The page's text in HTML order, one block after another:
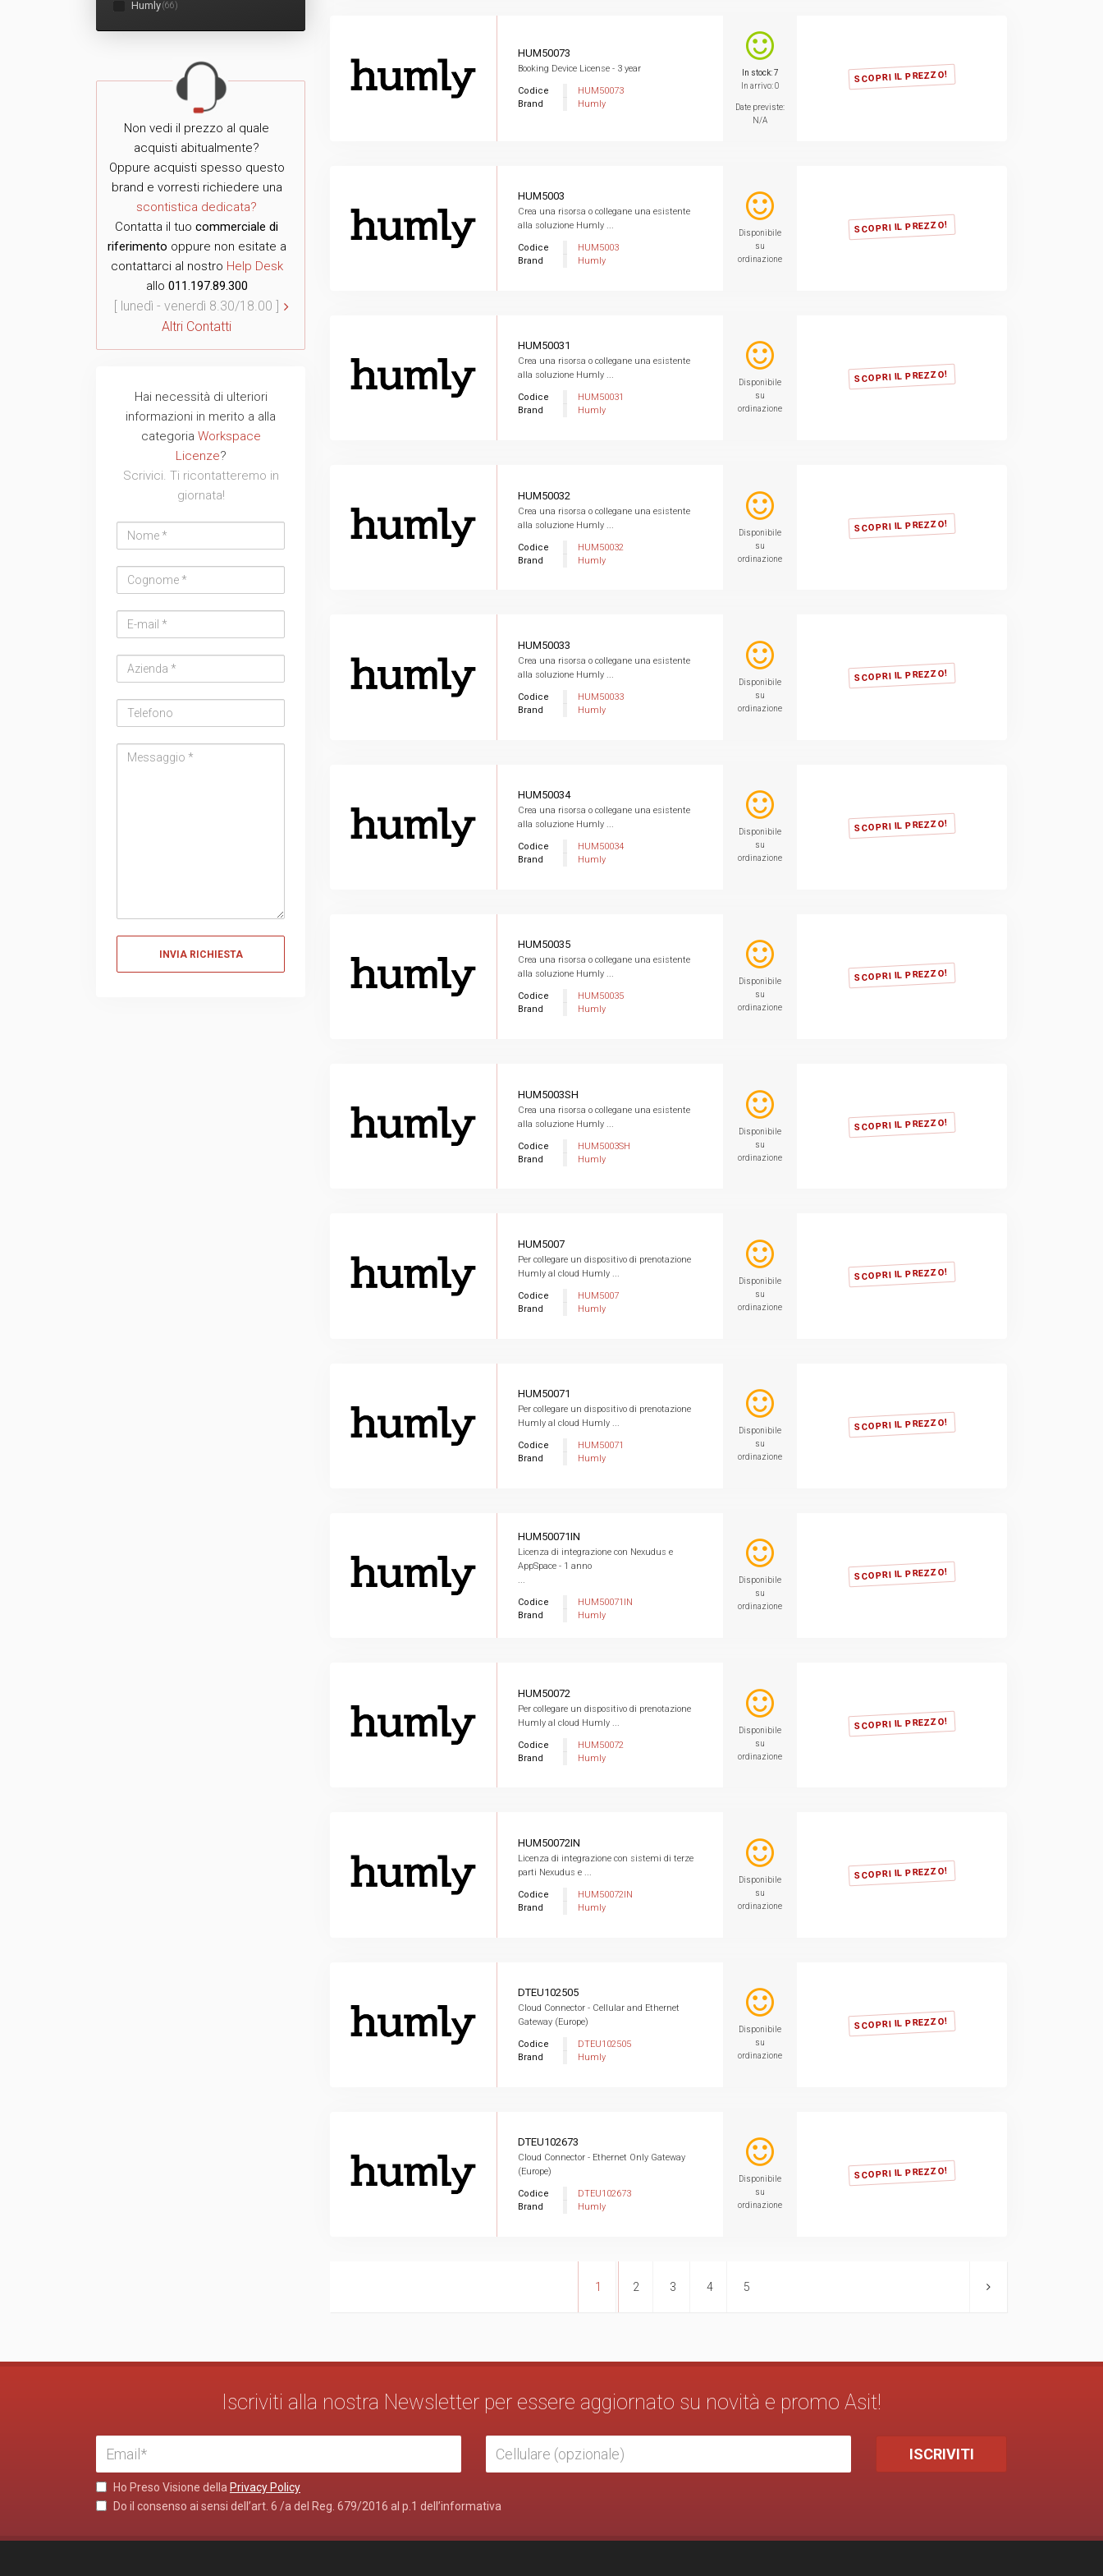
SCOPRI IL PREZZO!
HUM50073
Booking Device License - 3 year
Codice
HUM50073
Brand
Humly
In stock: 7
In arrivo: 0
Date previste:
N/A
SCOPRI IL PREZZO!
HUM5003
Crea una risorsa o collegane una esistente
alla soluzione Humly ...
Codice
HUM5003
Brand
Humly
Disponibile
su
ordinazione
SCOPRI IL PREZZO!
HUM50031
Crea una risorsa o collegane una esistente
alla soluzione Humly ...
Codice
HUM50031
Brand
Humly
Disponibile
su
ordinazione
SCOPRI IL PREZZO!
HUM50032
Crea una risorsa o collegane una esistente
alla soluzione Humly ...
Codice
HUM50032
Brand
Humly
Disponibile
su
ordinazione
SCOPRI IL PREZZO!
HUM50033
Crea una risorsa o collegane una esistente
alla soluzione Humly ...
Codice
HUM50033
Brand
Humly
Disponibile
su
ordinazione
SCOPRI IL PREZZO!
HUM50034
Crea una risorsa o collegane una esistente
alla soluzione Humly ...
Codice
HUM50034
Brand
Humly
Disponibile
su
ordinazione
SCOPRI IL PREZZO!
HUM50035
Crea una risorsa o collegane una esistente
alla soluzione Humly ...
Codice
HUM50035
Brand
Humly
Disponibile
su
ordinazione
SCOPRI IL PREZZO!
HUM5003SH
Crea una risorsa o collegane una esistente
alla soluzione Humly ...
Codice
HUM5003SH
Brand
Humly
Disponibile
su
ordinazione
SCOPRI IL PREZZO!
HUM5007
Per collegare un dispositivo di prenotazione
Humly al cloud Humly ...
Codice
HUM5007
Brand
Humly
Disponibile
su
ordinazione
SCOPRI IL PREZZO!
HUM50071
Per collegare un dispositivo di prenotazione
Humly al cloud Humly ...
Codice
HUM50071
Brand
Humly
Disponibile
su
ordinazione
SCOPRI IL PREZZO!
HUM50071IN
Licenza di integrazione con Nexudus e
AppSpace - 1 anno
...
Codice
HUM50071IN
Brand
Humly
Disponibile
su
ordinazione
SCOPRI IL PREZZO!
HUM50072
Per collegare un dispositivo di prenotazione
Humly al cloud Humly ...
Codice
HUM50072
Brand
Humly
Disponibile
su
ordinazione
SCOPRI IL PREZZO!
HUM50072IN
Licenza di integrazione con sistemi di terze
parti Nexudus e ...
Codice
HUM50072IN
Brand
Humly
Disponibile
su
ordinazione
SCOPRI IL PREZZO!
DTEU102505
Cloud Connector - Cellular and Ethernet
Gateway (Europe)
Codice
DTEU102505
Brand
Humly
Disponibile
su
ordinazione
SCOPRI IL PREZZO!
DTEU102673
Cloud Connector - Ethernet Only Gateway
(Europe)
Codice
DTEU102673
Brand
Humly
Disponibile
su
ordinazione
1 2 3 4 5
Humly(66)
Non vedi il prezzo al quale
acquisti abitualmente?
Oppure acquisti spesso questo
brand e vorresti richiedere una
scontistica dedicata?
Contatta il tuo commerciale di
riferimento oppure non esitate a
contattarci al nostro Help Desk
allo 011.197.89.300
[ lunedì - venerdì 8.30/18.00 ]
Altri Contatti
Hai necessità di ulteriori
informazioni in merito a alla
categoria Workspace
Licenze?
Scrivici. Ti ricontatteremo in
giornata!
Iscriviti alla nostra Newsletter per essere aggiornato su novità e promo Asit!
Ho Preso Visione della Privacy Policy
Do il consenso ai sensi dell’art. 6 /a del Reg. 679/2016 al p.1 dell’informativa
Networking